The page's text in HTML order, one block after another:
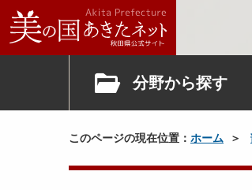
分野から探す
このページの現在位置： ホーム